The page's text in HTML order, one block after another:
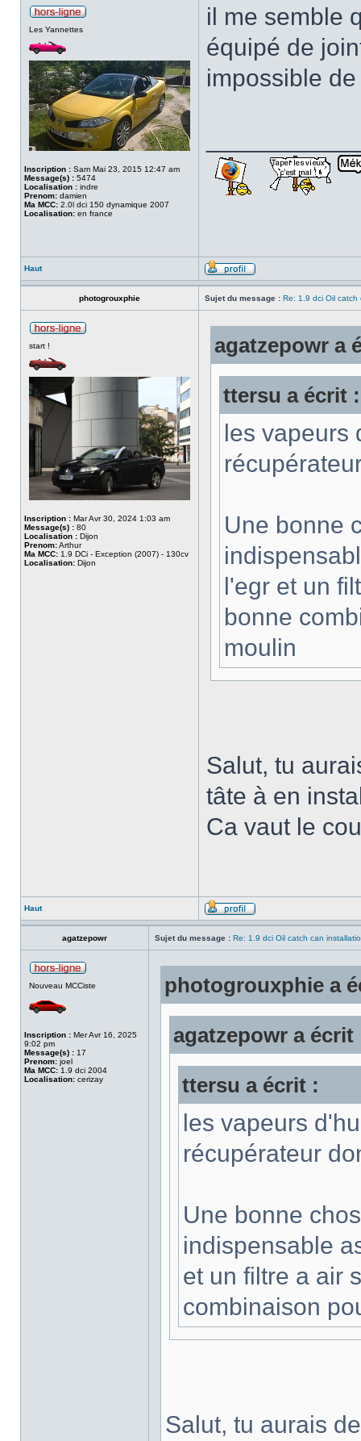
Les Yannettes
Inscription : Sam Mai 23, 2015 12:47 am
Message(s) : 5474
Localisation : indre
Prenom: damien
Ma MCC: 2.0l dci 150 dynamique 2007
Localisation: en france
il me semble
équipé de
impossible
Haut
photogrouxphie Sujet du message : Re: 1.9 dci Oil catch
start !
Inscription : Mar Avr 30, 2024 1:03 am
Message(s) : 80
Localisation : Dijon
Prenom:Arthur
Ma MCC: 1.9 DCi - Exception (2007) - 130cv
Localisation: Dijon
agatzepowr a
ttersu a écrit :
les vapeurs
Une bonne
l'egr et un
bonne
moulin
Salut, tu
tâte à en
Ca vaut le
Haut
agatzepowr Sujet du message : Re: 1.9 dci Oil catch can
Nouveau MCCiste
Inscription : Mer Avr 16, 2025
9:02 pm
Message(s) : 17
Prenom: joel
Ma MCC: 1.9 dci 2004
Localisation: cerizay
photogrouxphie a
agatzepowr a écrit
ttersu a écrit :
les vapeurs
récupérateur
Une bonne
indispensable
et un filtre a air
combinaison
Salut, tu aurais